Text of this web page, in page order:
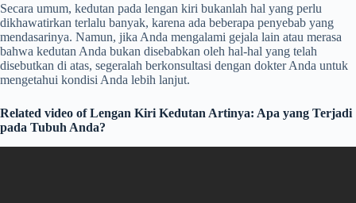
Secara umum, kedutan pada lengan kiri bukanlah hal yang perlu
dikhawatirkan terlalu banyak, karena ada beberapa penyebab yang
mendasarinya. Namun, jika Anda mengalami gejala lain atau merasa
bahwa kedutan Anda bukan disebabkan oleh hal-hal yang telah
disebutkan di atas, segeralah berkonsultasi dengan dokter Anda untuk
mengetahui kondisi Anda lebih lanjut.
Related video of Lengan Kiri Kedutan Artinya: Apa yang Terjadi
pada Tubuh Anda?